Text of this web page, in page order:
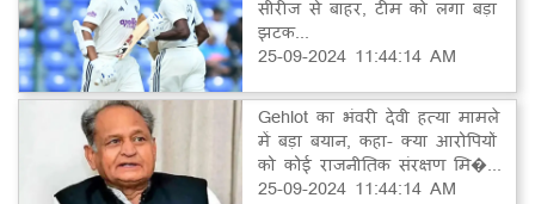
सीरीज से बाहर, टीम को लगा बड़ा
झटक...
25-09-2024 11:44:14 AM
Gehlot का भंवरी देवी हत्या मामले
में बड़ा बयान, कहा- क्या आरोपियों
को कोई राजनीतिक संरक्षण मि�...
25-09-2024 11:44:14 AM